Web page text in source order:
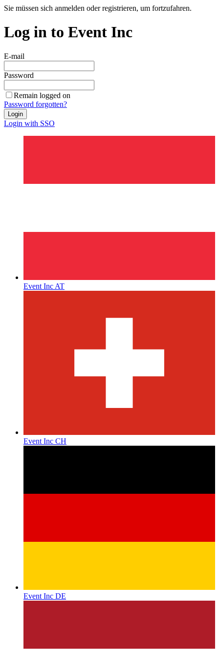
Sie müssen sich anmelden oder registrieren, um fortzufahren.
Log in to Event Inc
E-mail
Password
Remain logged on
Password forgotten?
Login
Login with SSO
Event Inc AT
Event Inc CH
Event Inc DE